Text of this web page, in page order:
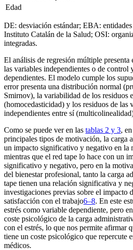
Edad
DE: desviación estándar; EBA:
Instituto Catalán de la Salud; OSI:
integradas.
El análisis de regresión múltiple
las variables independientes o de control
dependientes. El modelo cumple los
error presenta una distribución normal
Smirnov), la variabilidad de los residuos
(homocedasticidad) y los residuos de las
independientes entre sí
Como se puede ver en las tablas 2 y 3,
principales tipos de motivación, la carga
un impacto significativo y negativo en la
mientras que el red tape lo hace con un
significativo y negativo, pero en la
del bienestar profesional, tanto la carga
tape tienen una relación significativa y
investigaciones previas sobre el impacto
satisfacción con el trabajo6–8. En este
estrés como variable dependiente, pero
coste psicológico de la carga
con el estrés, lo que nos permite afirmar
tiene un coste psicológico que repercute
médicos.